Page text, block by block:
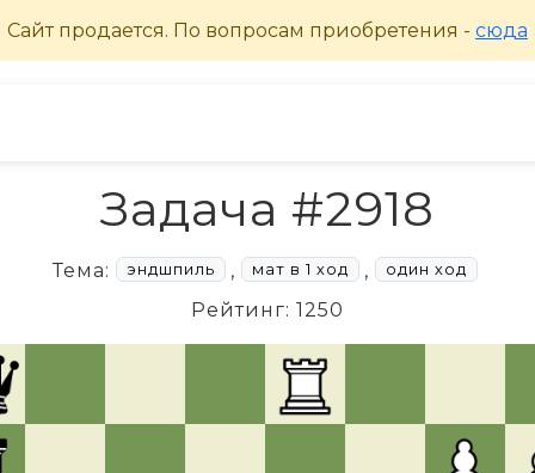
Задача #2918
Тема: эндшпиль , мат в 1 ход , один ход
Рейтинг: 1250